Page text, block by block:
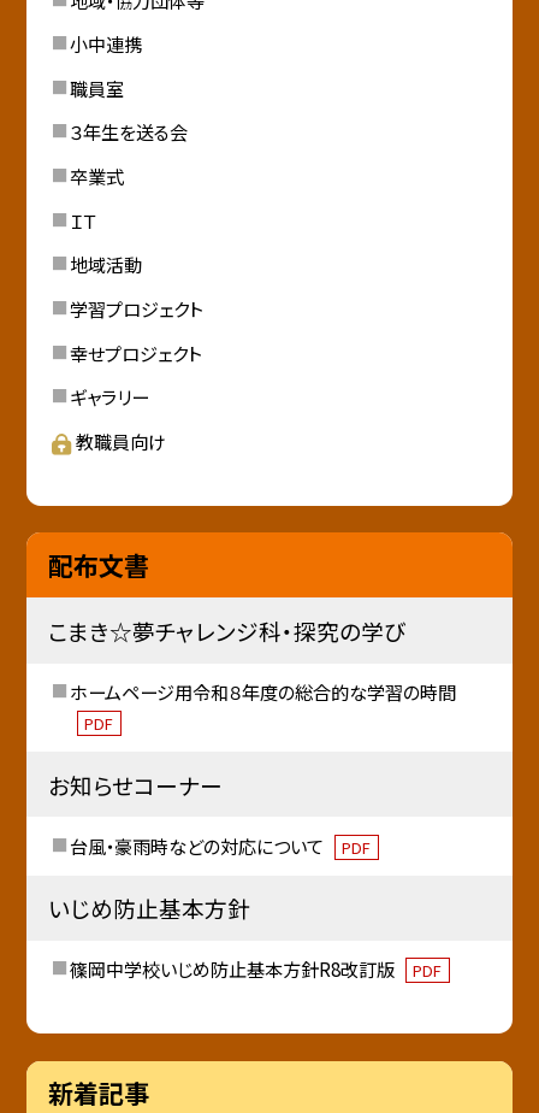
小中連携
職員室
３年生を送る会
卒業式
ＩＴ
地域活動
学習プロジェクト
幸せプロジェクト
ギャラリー
教職員向け
配布文書
こまき☆夢チャレンジ科・探究の学び
ホームページ用令和８年度の総合的な学習の時間
PDF
お知らせコーナー
台風・豪雨時などの対応について PDF
いじめ防止基本方針
篠岡中学校いじめ防止基本方針R8改訂版 PDF
新着記事